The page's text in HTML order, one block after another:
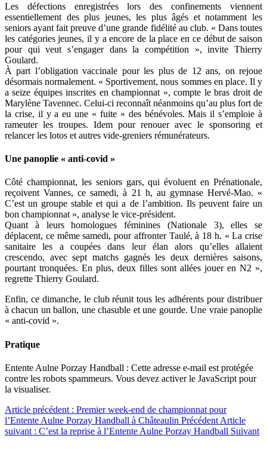
Les défections enregistrées lors des confinements viennent
essentiellement des plus jeunes, les plus âgés et notamment les
seniors ayant fait preuve d’une grande fidélité au club. « Dans toutes
les catégories jeunes, il y a encore de la place en ce début de saison
pour qui veut s’engager dans la compétition », invite Thierry
Goulard.
À part l’obligation vaccinale pour les plus de 12 ans, on rejoue
désormais normalement. « Sportivement, nous sommes en place. Il y
a seize équipes inscrites en championnat », compte le bras droit de
Marylène Tavennec. Celui-ci reconnaît néanmoins qu’au plus fort de
la crise, il y a eu une « fuite » des bénévoles. Mais il s’emploie à
rameuter les troupes. Idem pour renouer avec le sponsoring et
relancer les lotos et autres vide-greniers rémunérateurs.
Une panoplie « anti-covid »
Côté championnat, les seniors gars, qui évoluent en Prénationale,
reçoivent Vannes, ce samedi, à 21 h, au gymnase Hervé-Mao. «
C’est un groupe stable et qui a de l’ambition. Ils peuvent faire un
bon championnat », analyse le vice-président.
Quant à leurs homologues féminines (Nationale 3), elles se
déplacent, ce même samedi, pour affronter Taulé, à 18 h. « La crise
sanitaire les a coupées dans leur élan alors qu’elles allaient
crescendo, avec sept matchs gagnés les deux dernières saisons,
pourtant tronquées. En plus, deux filles sont allées jouer en N2 »,
regrette Thierry Goulard.
Enfin, ce dimanche, le club réunit tous les adhérents pour distribuer
à chacun un ballon, une chasuble et une gourde. Une vraie panoplie
« anti-covid ».
Pratique
Entente Aulne Porzay Handball : Cette adresse e-mail est protégée
contre les robots spammeurs. Vous devez activer le JavaScript pour
la visualiser.
Article précédent : Premier week-end de championnat pour
l’Entente Aulne Porzay Handball à Châteaulin Précédent Article
suivant : C’est la reprise à l’Entente Aulne Porzay Handball Suivant